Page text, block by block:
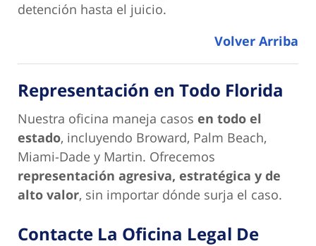
detención hasta el juicio.
Volver Arriba
Representación en Todo Florida
Nuestra oficina maneja casos en todo el
estado, incluyendo Broward, Palm Beach,
Miami-Dade y Martin. Ofrecemos
representación agresiva, estratégica y de
alto valor, sin importar dónde surja el caso.
Contacte La Oficina Legal De